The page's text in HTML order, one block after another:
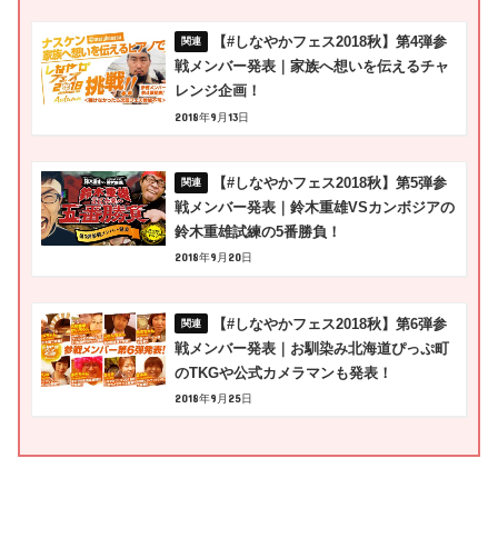
【#しなやかフェス2018秋】第4弾参
戦メンバー発表｜家族へ想いを伝えるチャ
レンジ企画！
2018年9月13日
【#しなやかフェス2018秋】第5弾参
戦メンバー発表｜鈴木重雄VSカンボジアの
鈴木重雄試練の5番勝負！
2018年9月20日
【#しなやかフェス2018秋】第6弾参
戦メンバー発表｜お馴染み北海道ぴっぷ町
のTKGや公式カメラマンも発表！
2018年9月25日